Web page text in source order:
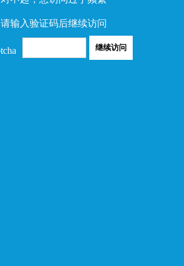
请输入验证码后继续访问
继续访问